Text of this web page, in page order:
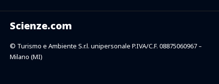
Scienze.com
© Turismo e Ambiente S.r.l. unipersonale P.IVA/C.F. 08875060967 –
Milano (MI)